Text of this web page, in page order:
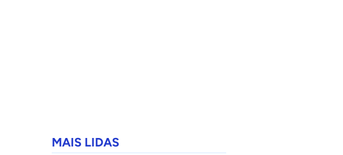
MAIS LIDAS